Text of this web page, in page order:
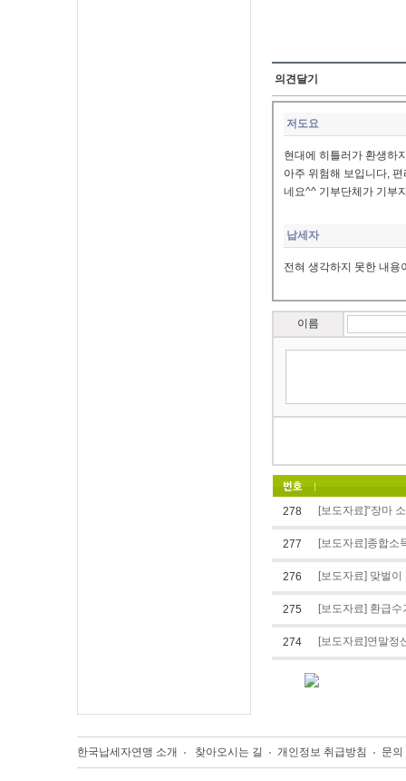
의견달기
저도요
현대에 히틀러가 환생하
아주 위험해 보입니다,
네요^^ 기부단체가 기부
납세자
전혀 생각하지 못한 내용
이름
278 [보도자료]“장마
277 [보도자료]종합소
276 [보도자료] 맞벌
275 [보도자료] 환급
274 [보도자료]연말정
한국납세자연맹 소개 찾아오시는 길 개인정보 취급방침 문